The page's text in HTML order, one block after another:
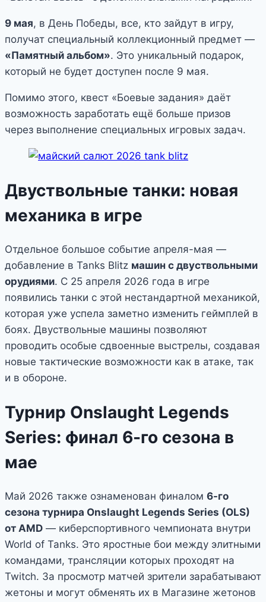
9 мая, в День Победы, все, кто зайдут в игру,
получат специальный коллекционный предмет —
«Памятный альбом». Это уникальный подарок,
который не будет доступен после 9 мая.
Помимо этого, квест «Боевые задания» даёт
возможность заработать ещё больше призов
через выполнение специальных игровых задач.
Двуствольные танки: новая
механика в игре
Отдельное большое событие апреля-мая —
добавление в Tanks Blitz машин с двуствольными
орудиями. С 25 апреля 2026 года в игре
появились танки с этой нестандартной механикой,
которая уже успела заметно изменить геймплей в
боях. Двуствольные машины позволяют
проводить особые сдвоенные выстрелы, создавая
новые тактические возможности как в атаке, так
и в обороне.
Турнир Onslaught Legends
Series: финал 6-го сезона в
мае
Май 2026 также ознаменован финалом 6-го
сезона турнира Onslaught Legends Series (OLS)
от AMD — киберспортивного чемпионата внутри
World of Tanks. Это яростные бои между элитными
командами, трансляции которых проходят на
Twitch. За просмотр матчей зрители зарабатывают
жетоны и могут обменять их в Магазине жетонов